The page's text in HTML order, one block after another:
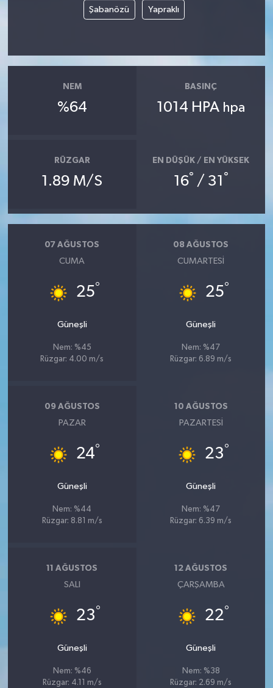
Şabanözü Yapraklı
NEM
%64
BASINÇ
1014 HPA hpa
RÜZGAR
1.89 M/S
EN DÜŞÜK / EN YÜKSEK
16° / 31 °
07 AĞUSTOS
CUMA
25°
Güneşli
Nem: %45
Rüzgar: 4.00 m/s
08 AĞUSTOS
CUMARTESI
25°
Güneşli
Nem: %47
Rüzgar: 6.89 m/s
09 AĞUSTOS
PAZAR
24°
Güneşli
Nem: %44
Rüzgar: 8.81 m/s
10 AĞUSTOS
PAZARTESI
23°
Güneşli
Nem: %47
Rüzgar: 6.39 m/s
11 AĞUSTOS
SALI
23°
Güneşli
Nem: %46
Rüzgar: 4.11 m/s
12 AĞUSTOS
ÇARŞAMBA
22°
Güneşli
Nem: %38
Rüzgar: 2.69 m/s